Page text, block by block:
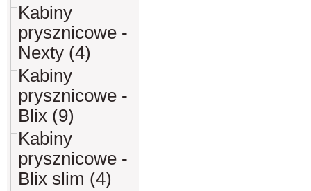
Kabiny
prysznicowe -
Nexty (4)
Kabiny
prysznicowe -
Blix (9)
Kabiny
prysznicowe -
Blix slim (4)